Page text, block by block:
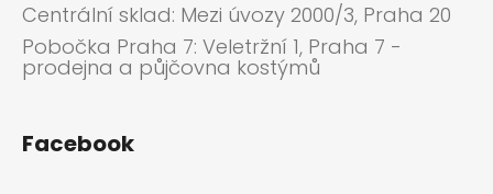
Centrální sklad: Mezi úvozy 2000/3, Praha 20
Pobočka Praha 7: Veletržní 1, Praha 7 -
prodejna a půjčovna kostýmů
Facebook